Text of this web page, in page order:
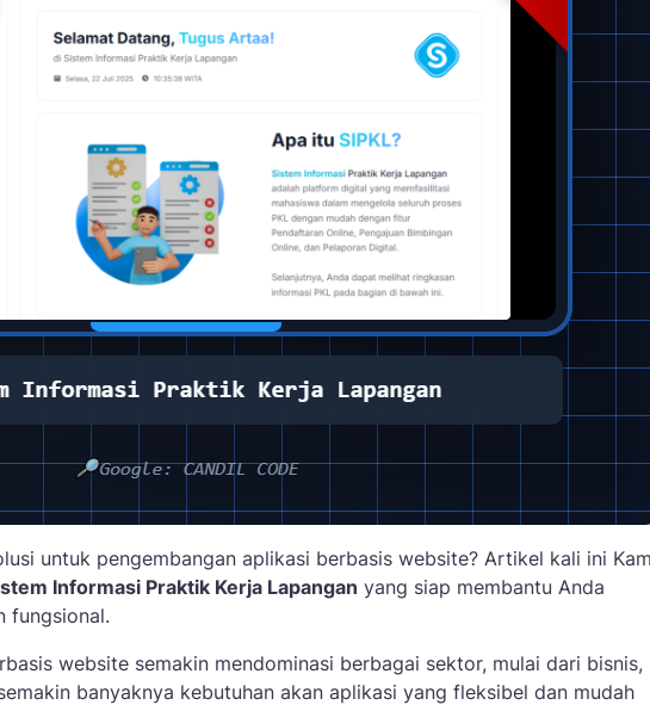
untuk pengembangan aplikasi berbasis website? Artikel kali ini
Informasi Praktik Kerja Lapangan yang siap membantu Anda
fungsional.
website semakin mendominasi berbagai sektor, mulai dari bisnis,
banyaknya kebutuhan akan aplikasi yang fleksibel dan mudah